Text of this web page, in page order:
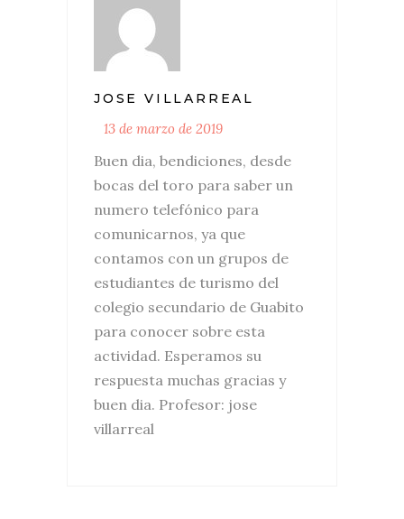
JOSE VILLARREAL
13 de marzo de 2019
Buen dia, bendiciones, desde
bocas del toro para saber un
numero telefónico para
comunicarnos, ya que
contamos con un grupos de
estudiantes de turismo del
colegio secundario de Guabito
para conocer sobre esta
actividad. Esperamos su
respuesta muchas gracias y
buen dia. Profesor: jose
villarreal